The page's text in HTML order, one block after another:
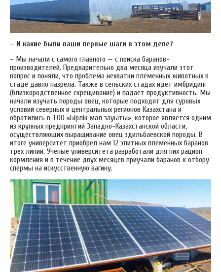
– И какие были ваши первые шаги в этом деле?
– Мы начали с самого главного — с поиска баранов-
производителей. Предварительно два месяца изучали этот
вопрос и поняли, что проблема нехватки племенных животных в
стаде давно назрела. Также в сельских стадах идет имбридинг
(близкородственное скрещивание) и падает продуктивность. Мы
начали изучать породы овец, которые подходят для суровых
условий северных и центральных регионов Казахстана и
обратились в ТОО «Бірлік мал зауыты», которое является одним
из крупных предприятий Западно-Казахстанской области,
осуществляющих выращивание овец эдильбаевской породы. В
итоге университет приобрел нам 12 элитных племенных баранов
трех линий. Ученые университета разработали для них рацион
кормления и в течение двух месяцев приучали баранов к отбору
спермы на искусственную вагину.